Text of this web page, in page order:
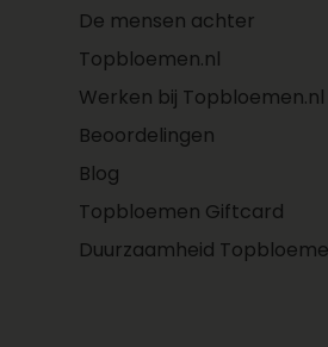
De mensen achter
Topbloemen.nl
Werken bij Topbloemen.nl
Beoordelingen
Blog
Topbloemen Giftcard
Duurzaamheid